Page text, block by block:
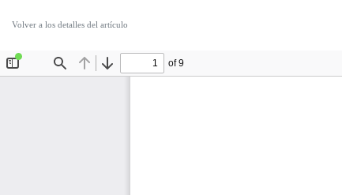
Volver a los detalles del artículo